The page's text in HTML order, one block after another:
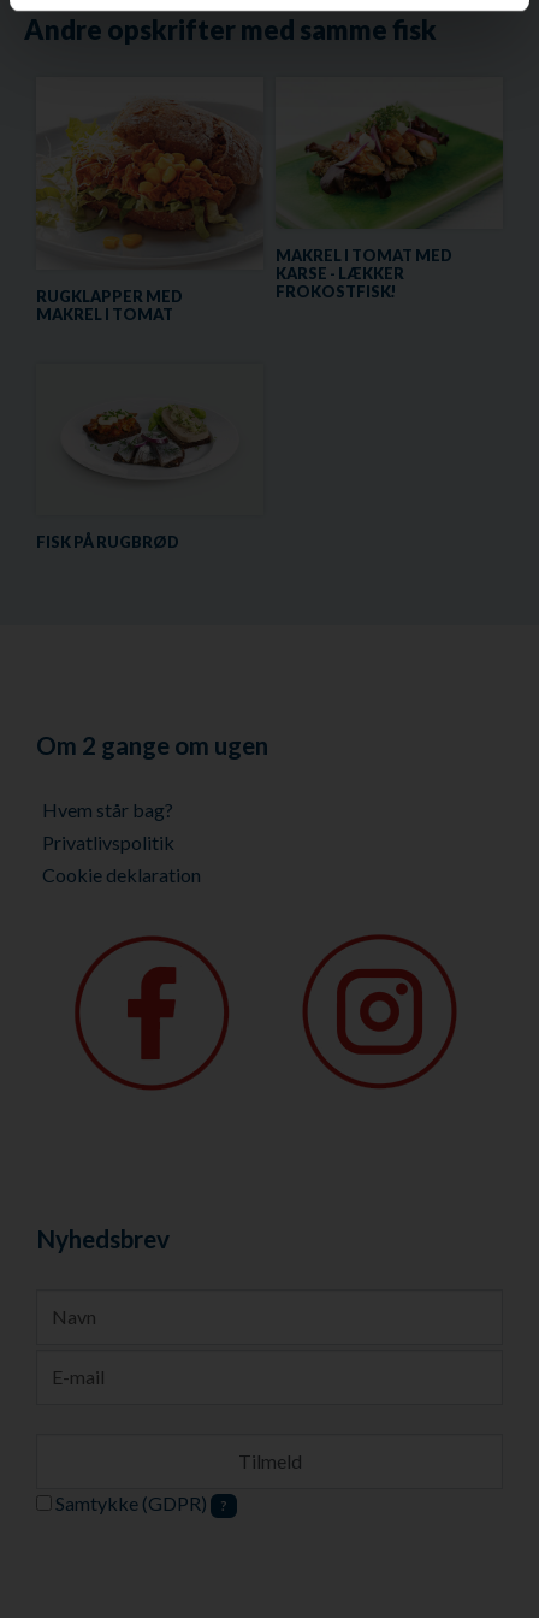
Andre opskrifter med samme fisk
RUGKLAPPER MED
MAKREL I TOMAT
MAKREL I TOMAT MED
KARSE - LÆKKER
FROKOSTFISK!
FISK PÅ RUGBRØD
Om 2 gange om ugen
Hvem står bag?
Privatlivspolitik
Cookie deklaration
Nyhedsbrev
Samtykke (GDPR) ?